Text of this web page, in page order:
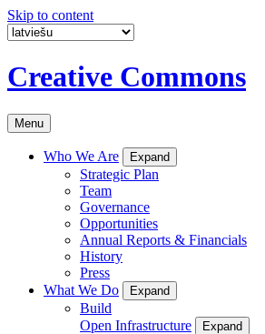
Skip to content
Creative Commons
Menu
Who We Are Expand
Strategic Plan
Team
Governance
Opportunities
Annual Reports & Financials
History
Press
What We Do
Expand
Build
Open Infrastructure
Expand